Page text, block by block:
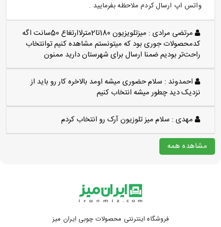
واتس اپ ارسال کردم ملاحظه بفرمایید .
مرتضی مرادی :
میزتلویزیون 180تا2مترلاارتغاع 50سانت اگه
کدمحصولات جوری بود که میتونستم مشاهده کنیم توانتخاب
راحت‌تر بودیم ضمنا ارسال برای شهرستان دارید ممنون
احمدوند : سلام حضوری میشه اومد بالاخره کار رو باید از
نزدیک دید چطور میشه انتخاب کنیم
مهدی : سلام میز تلوزیون آرک رو انتخاب کردم
مشاهده همه
فروشگاه اینترنتی محصولات چوبی ایران میز